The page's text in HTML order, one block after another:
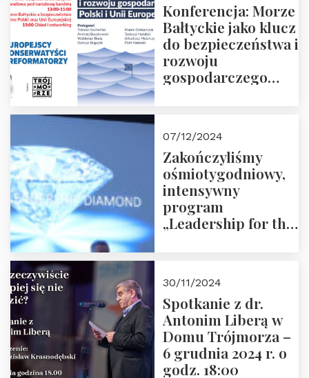
Konferencja: Morze
Bałtyckie jako klucz
do bezpieczeństwa i
rozwoju
gospodarczego
ZAPRASZAMY
07/12/2024
Zakończyliśmy
ośmiotygodniowy,
intensywny
program
„Leadership for the
30/11/2024
Spotkanie z dr.
Antonim Liberą w
Domu Trójmorza –
6 grudnia 2024 r. o
godz. 18:00